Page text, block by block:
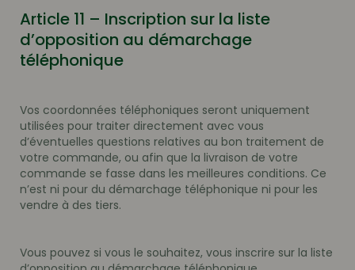
Article 11 – Inscription sur la liste
d’opposition au démarchage
téléphonique
Vos coordonnées téléphoniques seront uniquement
utilisées pour traiter directement avec vous
d’éventuelles questions relatives au bon traitement de
votre commande, ou afin que la livraison de votre
commande se fasse dans les meilleures conditions. Ce
n’est ni pour du démarchage téléphonique ni pour les
vendre à des tiers.
Vous pouvez si vous le souhaitez, vous inscrire sur la liste